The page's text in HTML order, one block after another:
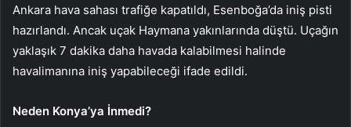
Ankara hava sahası trafiğe kapatıldı, Esenboğa’da iniş pisti
hazırlandı. Ancak uçak Haymana yakınlarında düştü. Uçağın
yaklaşık 7 dakika daha havada kalabilmesi halinde
havalimanına iniş yapabileceği ifade edildi.
Neden Konya’ya İnmedi?